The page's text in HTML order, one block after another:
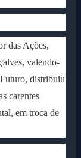
das Ações,
valendo-
distribuiu
carentes
em troca de